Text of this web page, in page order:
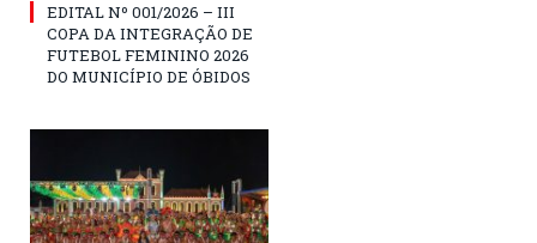
EDITAL Nº 001/2026 – III
COPA DA INTEGRAÇÃO DE
FUTEBOL FEMININO 2026
DO MUNICÍPIO DE ÓBIDOS